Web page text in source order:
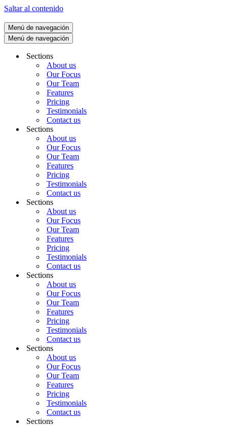
contenido
Saltar al contenido
Menú de navegación
Menú de navegación
Sections
About us
Our Focus
Our Team
Features
Pricing
Testimonials
Contact us
Sections
About us
Our Focus
Our Team
Features
Pricing
Testimonials
Contact us
Sections
About us
Our Focus
Our Team
Features
Pricing
Testimonials
Contact us
Sections
About us
Our Focus
Our Team
Features
Pricing
Testimonials
Contact us
Sections
About us
Our Focus
Our Team
Features
Pricing
Testimonials
Contact us
Sections